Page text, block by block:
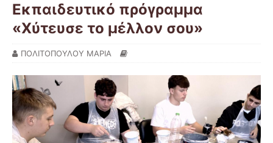
Εκπαιδευτικό πρόγραμμα
«Χύτευσε το μέλλον σου»
ΠΟΛΙΤΟΠΟΥΛΟΥ ΜΑΡΙΑ